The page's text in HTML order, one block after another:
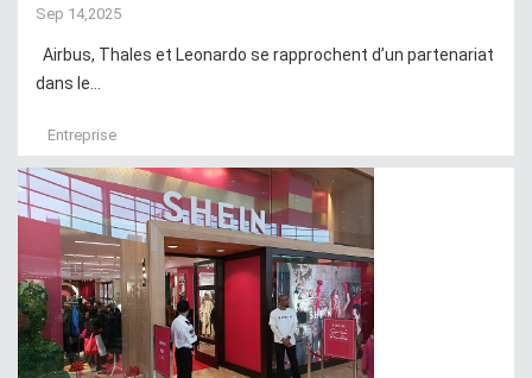
Sep 14,2025
Airbus, Thales et Leonardo se rapprochent d’un partenariat
dans le...
Entreprise